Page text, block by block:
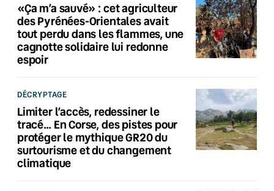
«Ça m’a sauvé» : cet agriculteur
des Pyrénées-Orientales avait
tout perdu dans les flammes, une
cagnotte solidaire lui redonne
espoir
DÉCRYPTAGE
Limiter l’accès, redessiner le
tracé… En Corse, des pistes pour
protéger le mythique GR20 du
surtourisme et du changement
climatique